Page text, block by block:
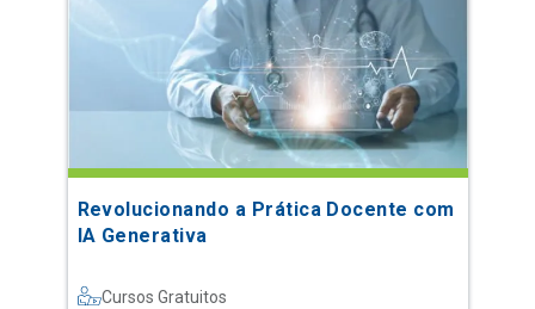
Revolucionando a Prática Docente com
IA Generativa
Cursos Gratuitos